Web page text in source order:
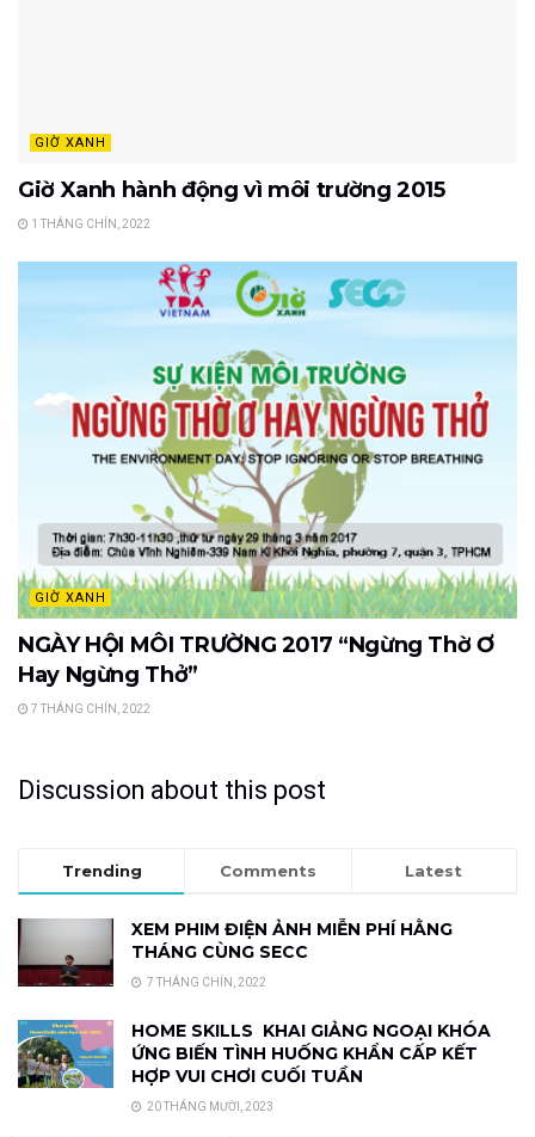
GIỜ XANH
Giờ Xanh hành động vì môi trường 2015
1 THÁNG CHÍN, 2022
GIỜ XANH
NGÀY HỘI MÔI TRƯỜNG 2017 “Ngừng Thờ Ơ
Hay Ngừng Thở”
7 THÁNG CHÍN, 2022
Discussion about this post
Trending Comments Latest
XEM PHIM ĐIỆN ẢNH MIỄN PHÍ HẰNG
THÁNG CÙNG SECC
7 THÁNG CHÍN, 2022
HOME SKILLS KHAI GIẢNG NGOẠI KHÓA
ỨNG BIẾN TÌNH HUỐNG KHẨN CẤP KẾT
HỢP VUI CHƠI CUỐI TUẦN
20 THÁNG MƯỜI, 2023